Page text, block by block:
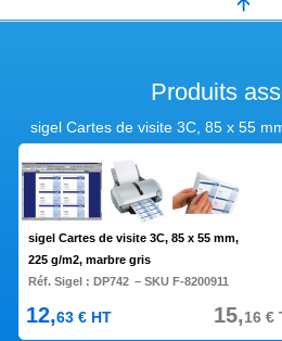
Produits
sigel Cartes de visite 3C, 85 x 55
sigel Cartes de visite 3C, 85 x 55 mm,
225 g/m2, marbre gris
Réf. Sigel :DP742 – SKU F-8200911
12,63 € HT 15,16€